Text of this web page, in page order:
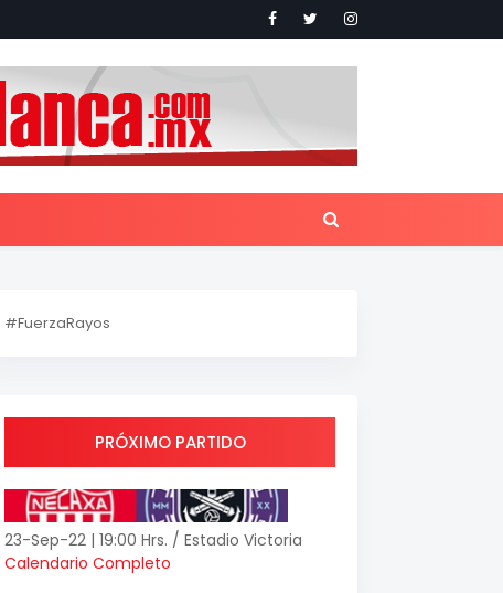
#FuerzaRayos
PRÓXIMO PARTIDO
23-Sep-22 | 19:00 Hrs. / Estadio Victoria
Calendario Completo